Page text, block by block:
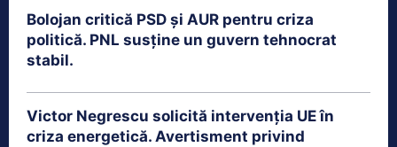
Bolojan critică PSD și AUR pentru criza
politică. PNL susține un guvern tehnocrat
stabil.
Victor Negrescu solicită intervenția UE în
criza energetică. Avertisment privind